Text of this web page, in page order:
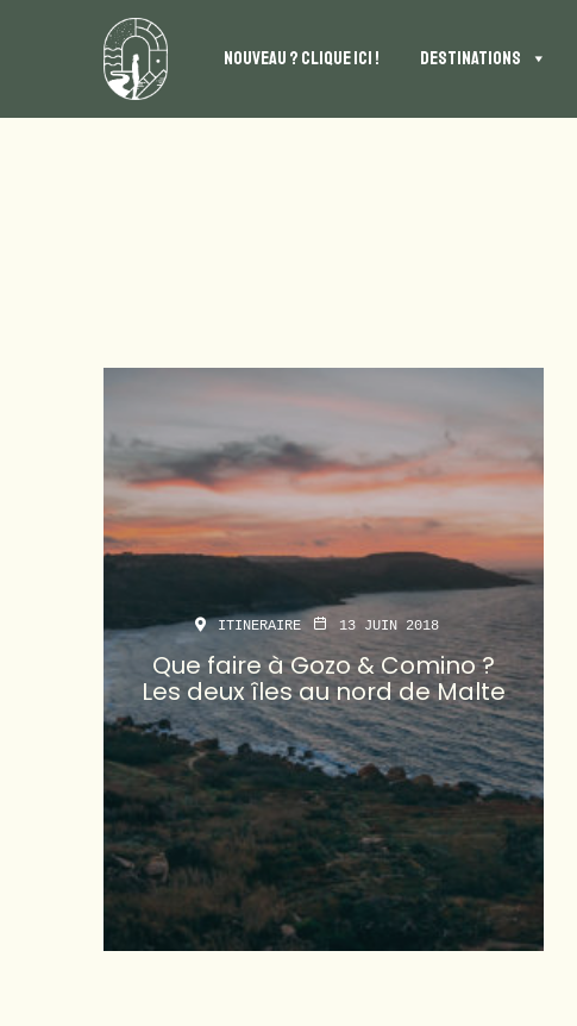
NOUVEAU ? CLIQUE ICI ! DESTINATIONS
ITINERAIRE 13 JUIN 2018
Que faire à Gozo & Comino ?
Les deux îles au nord de Malte